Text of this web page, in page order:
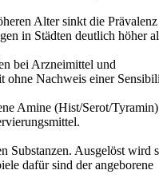
Alter sinkt die Prävalenz
in Städten deutlich höher
bei Arzneimittel und
Nachweis einer
Amine (Hist/Serot/Tyramin)
Substanzen. Ausgelöst wird
dafür sind der angeborene